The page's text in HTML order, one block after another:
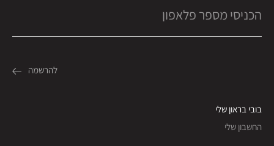
בובי בראון שלי
החשבון שלי